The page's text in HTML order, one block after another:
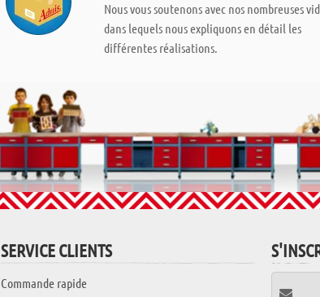
Nous vous soutenons avec nos nombreuses
dans lequels nous expliquons en détail les
différentes réalisations.
SERVICE CLIENTS
Commande rapide